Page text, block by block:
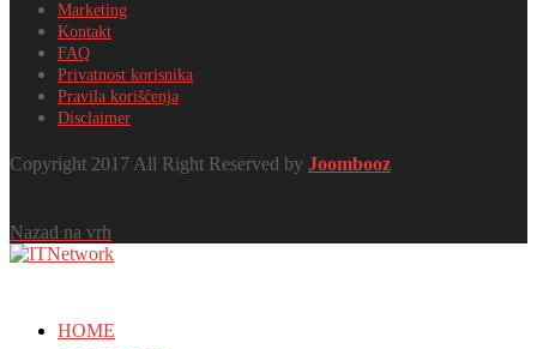
Marketing
Kontakt
FAQ
Privatnost korisnika
Pravila korišćenja
Disclaimer
Copyright 2017 All Right Reserved by Joombooz
Nazad na vrh
HOME